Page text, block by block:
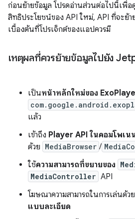
ก่อนย้ายข้อมูล โปรดอ่านส่วนต่อไปนี้เพื่อ
สิทธิประโยชน์ของ API ใหม่, API ที่จะย้
เบื้องต้นที่โปรเจ็กต์ของแอปควรมี
เหตุผลที่ควรย้ายข้อมูลไปยัง
เป็นหน้าหลักใหม่ของ
แล้ว
เข้าถึง Player API ในคอมโพเน
ด้วย MediaBrowser /
ใช้ความสามารถที่ขยายของ
MediaController API
โฆษณาความสามารถในการเล่นด้วย
แบบละเอียด